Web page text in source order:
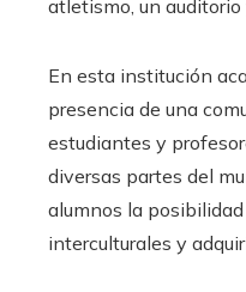
atletismo, un auditorio
En esta institución
presencia de una
estudiantes y
diversas partes del
alumnos la
interculturales y